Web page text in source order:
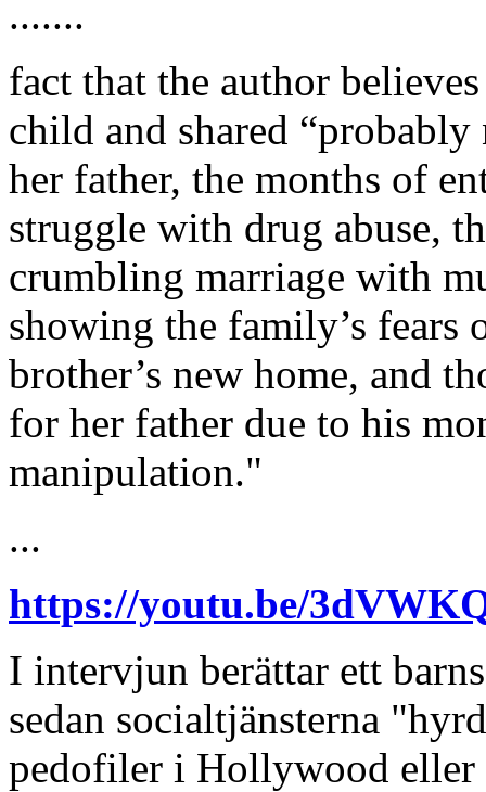
.......
fact that the author
child and shared
her father, the months of
struggle with drug abuse,
crumbling marriage with
showing the family’s fears
brother’s new home, and
for her father due to his
manipulation."
...
https://youtu.be/
I intervjun berättar ett
sedan socialtjänsterna
pedofiler i Hollywood eller